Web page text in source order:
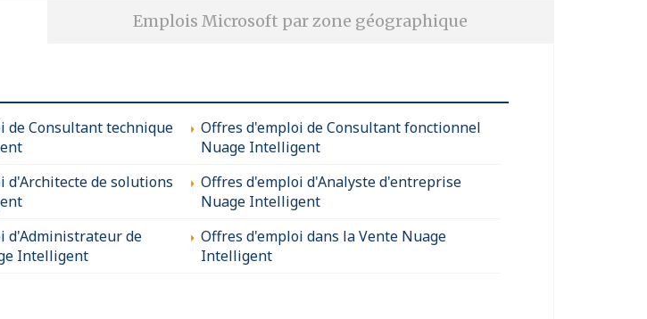
Emplois Microsoft par zone géographique
de Consultant technique
Offres d'emploi de Consultant fonctionnel
Nuage Intelligent
d'Architecte de solutions
Offres d'emploi d'Analyste d'entreprise
Nuage Intelligent
d'Administrateur de
Intelligent
Offres d'emploi dans la Vente Nuage
Intelligent